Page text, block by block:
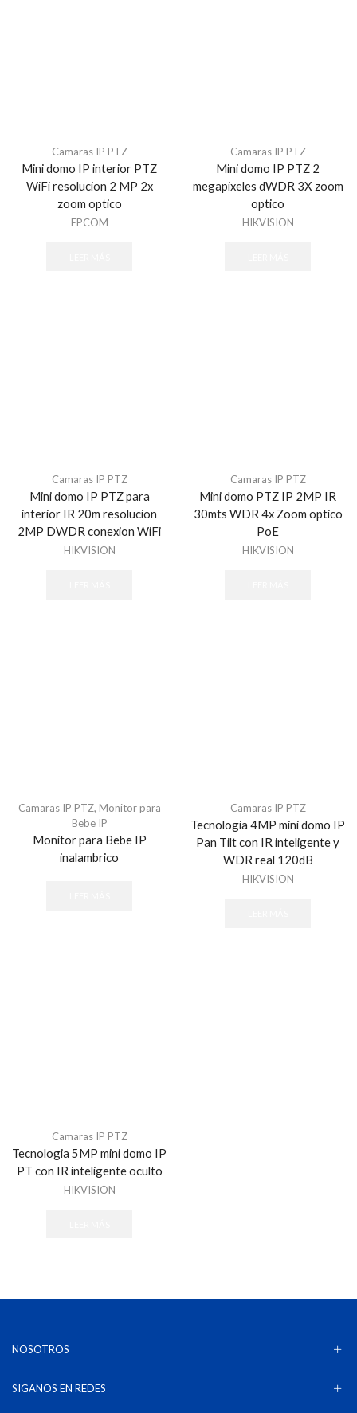
Camaras IP PTZ
Mini domo IP interior PTZ
WiFi resolucion 2 MP 2x
zoom optico
EPCOM
Camaras IP PTZ
Mini domo IP PTZ 2
megapixeles dWDR 3X zoom
optico
HIKVISION
Camaras IP PTZ
Mini domo IP PTZ para
interior IR 20m resolucion
2MP DWDR conexion WiFi
HIKVISION
Camaras IP PTZ
Mini domo PTZ IP 2MP IR
30mts WDR 4x Zoom optico
PoE
HIKVISION
Camaras IP PTZ, Monitor para
Bebe IP
Monitor para Bebe IP
inalambrico
Camaras IP PTZ
Tecnologia 4MP mini domo IP
Pan Tilt con IR inteligente y
WDR real 120dB
HIKVISION
Camaras IP PTZ
Tecnologia 5MP mini domo IP
PT con IR inteligente oculto
HIKVISION
NOSOTROS
SIGANOS EN REDES